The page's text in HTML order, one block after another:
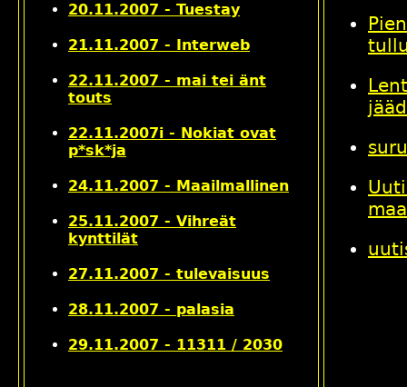
20.11.2007 - Tuestay
21.11.2007 - Interweb
22.11.2007 - mai tei änt
touts
22.11.2007i - Nokiat ovat
p*sk*ja
24.11.2007 - Maailmallinen
25.11.2007 - Vihreät
kynttilät
27.11.2007 - tulevaisuus
28.11.2007 - palasia
29.11.2007 - 11311 / 2030